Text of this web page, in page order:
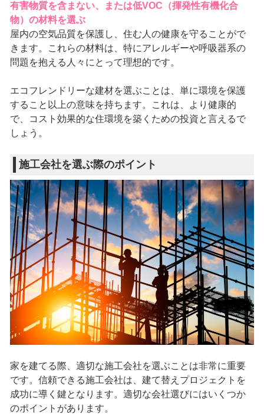
有害物質を含まない、または低VOC（揮発性有機化合
物）の材料を選ぶ
屋内の空気品質を保護し、住む人の健康を守ることがで
きます。これらの材料は、特にアレルギーや呼吸器系の
問題を抱える人々にとって理想的です。
エコフレンドリーな建材を選ぶことは、単に環境を保護
すること以上の意味を持ちます。これは、より健康的
で、コスト効果的な住環境を築くための投資と言えるで
しょう。
施工会社を選ぶ際のポイント
家を建てる際、適切な施工会社を選ぶことは非常に重要
です。信頼できる施工会社は、建て替えプロジェクトを
成功に導く鍵となります。適切な会社選びにはいくつか
のポイントがあります。